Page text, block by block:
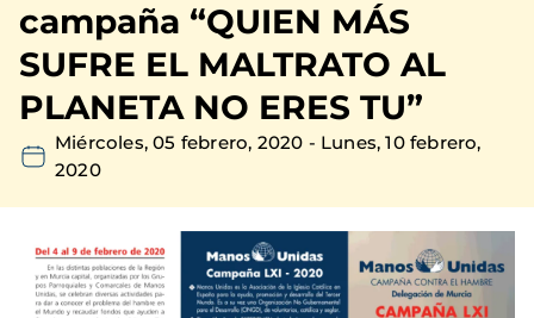
campaña “QUIEN MÁS
SUFRE EL MALTRATO AL
PLANETA NO ERES TU”
Miércoles, 05 febrero, 2020 - Lunes, 10 febrero,
2020